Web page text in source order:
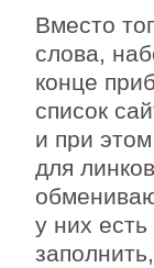
Вместо
слова,
конце
список
и при
для
у них